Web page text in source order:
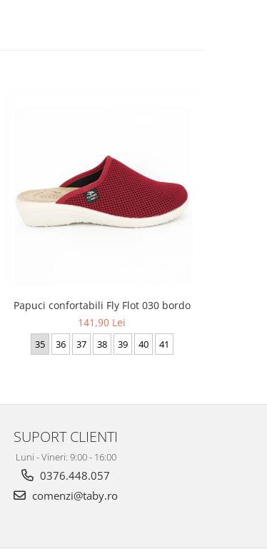
Papuci confortabili Fly Flot 030 bordo
141,90 Lei
35 36 37 38 39 40 41
SUPORT CLIENTI
Luni - Vineri: 9:00 - 16:00
0376.448.057
comenzi@taby.ro